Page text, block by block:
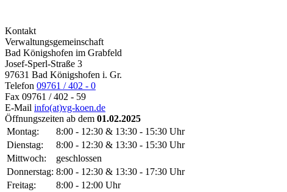
Kontakt
Verwaltungsgemeinschaft
Bad Königshofen im Grabfeld
Josef-Sperl-Straße 3
97631 Bad Königshofen i. Gr.
Telefon 09761 / 402 - 0
Fax 09761 / 402 - 59
E-Mail info(at)vg-koen.de
Öffnungszeiten ab dem 01.02.2025
Montag:
8:00 - 12:30 & 13:30 - 15:30 Uhr
Dienstag:
8:00 - 12:30 & 13:30 - 15:30 Uhr
Mittwoch:
geschlossen
Donnerstag: 8:00 - 12:30 & 13:30 - 17:30 Uhr
Freitag:
8:00 - 12:00 Uhr